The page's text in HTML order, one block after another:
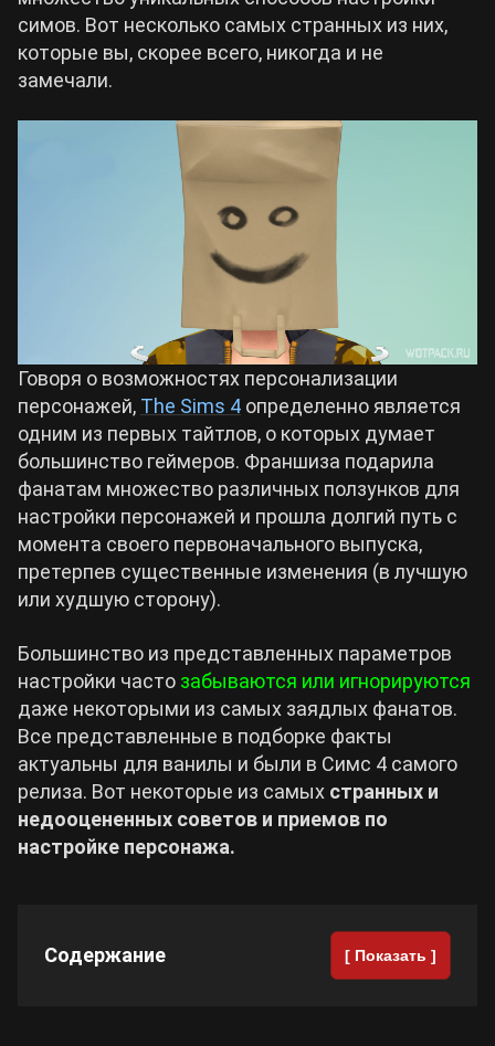
Crimson Desert
Zenless Zone Zero
Kingdom Come: Deliverance 2
Wuthering Waves
Roblox
Hogwarts Legacy
Cyberpunk 2077
Все игры
Билды Arknights: Endfield
Билды Wuthering Waves
Билды Cyberpunk 2077
Билды Path of Exile 2
симов. Вот несколько самых странных из них,
которые вы, скорее всего, никогда и не
замечали.
Говоря о возможностях персонализации
персонажей, The Sims 4 определенно является
одним из первых тайтлов, о которых думает
большинство геймеров. Франшиза подарила
фанатам множество различных ползунков для
настройки персонажей и прошла долгий путь с
момента своего первоначального выпуска,
претерпев существенные изменения (в лучшую
или худшую сторону).
Большинство из представленных параметров
настройки часто забываются или игнорируются
даже некоторыми из самых заядлых фанатов.
Все представленные в подборке факты
актуальны для ванилы и были в Симс 4 самого
релиза. Вот некоторые из самых странных и
недооцененных советов и приемов по
настройке персонажа.
Содержание [ Показать ]